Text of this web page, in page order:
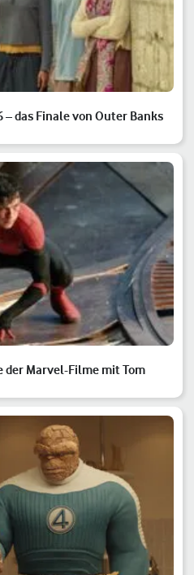
das Finale von Outer Banks
der Marvel-Filme mit Tom